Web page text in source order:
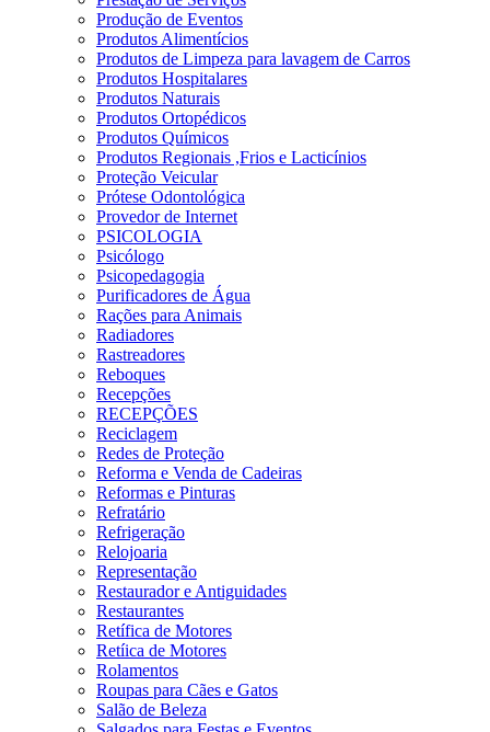
Produção de Eventos
Produtos Alimentícios
Produtos de Limpeza para lavagem de Carros
Produtos Hospitalares
Produtos Naturais
Produtos Ortopédicos
Produtos Químicos
Produtos Regionais ,Frios e Lacticínios
Proteção Veicular
Prótese Odontológica
Provedor de Internet
PSICOLOGIA
Psicólogo
Psicopedagogia
Purificadores de Água
Rações para Animais
Radiadores
Rastreadores
Reboques
Recepções
RECEPÇÕES
Reciclagem
Redes de Proteção
Reforma e Venda de Cadeiras
Reformas e Pinturas
Refratário
Refrigeração
Relojoaria
Representação
Restaurador e Antiguidades
Restaurantes
Retífica de Motores
Retíica de Motores
Rolamentos
Roupas para Cães e Gatos
Salão de Beleza